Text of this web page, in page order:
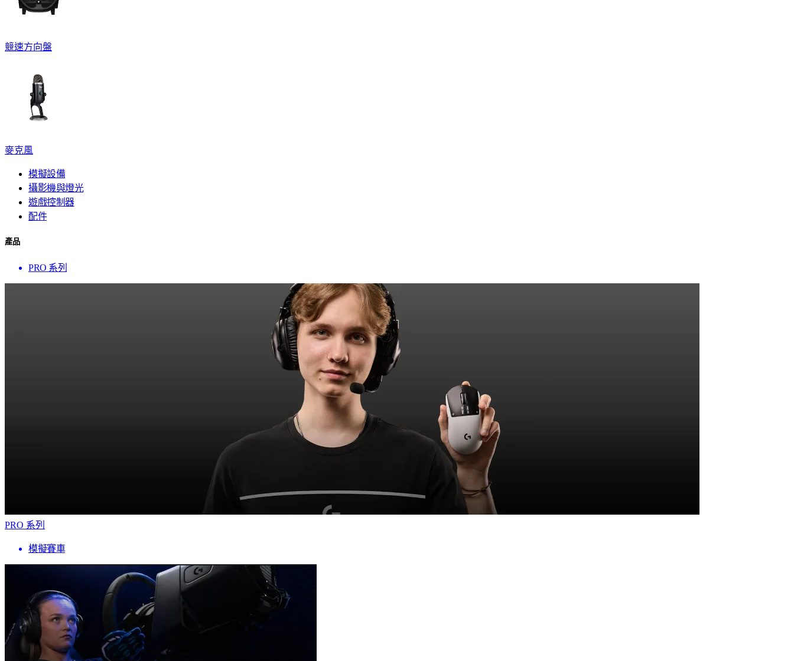
競速方向盤
麥克風
模擬設備
攝影機與燈光
遊戲控制器
配件
產品
PRO 系列
PRO 系列
模擬賽車